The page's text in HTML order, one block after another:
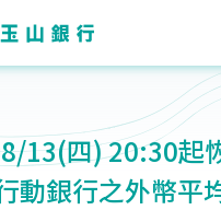
13(四) 20:30起
動銀行之外幣平